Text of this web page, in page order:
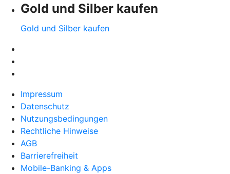
Gold und Silber kaufen
Gold und Silber kaufen
Impressum
Datenschutz
Nutzungsbedingungen
Rechtliche Hinweise
AGB
Barrierefreiheit
Mobile-Banking & Apps